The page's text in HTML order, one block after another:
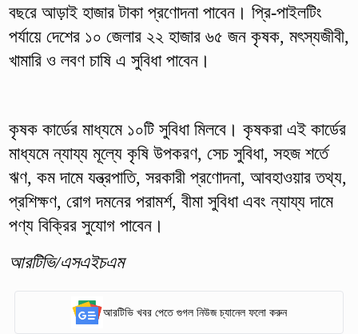
বছরে আড়াই হাজার টাকা প্রণোদনা পাবেন। প্রি-পাইলটিং
পর্যায়ে দেশের ১০ জেলার ২২ হাজার ৬৫ জন কৃষক, মৎস্যজীবী,
খামারি ও লবণ চাষি এ সুবিধা পাবেন।
কৃষক কার্ডের মাধ্যমে ১০টি সুবিধা মিলবে। কৃষকরা এই কার্ডের
মাধ্যমে ন্যায্য মূল্যে কৃষি উপকরণ, সেচ সুবিধা, সহজ শর্তে
ঋণ, কম দামে যন্ত্রপাতি, সরকারী প্রণোদনা, আবহাওয়ার তথ্য,
প্রশিক্ষণ, রোগ দমনের পরামর্শ, বীমা সুবিধা এবং ন্যায্য দামে
পণ্য বিক্রির সুযোগ পাবেন।
আরটিভি/এসএইচএম
আরটিভি খবর পেতে গুগল নিউজ চ্যানেল ফলো করুন